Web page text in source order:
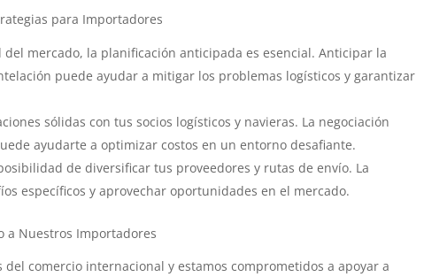
para Importadores
mercado, la planificación anticipada es esencial. Anticipar la
puede ayudar a mitigar los problemas logísticos y garantizar
sólidas con tus socios logísticos y navieras. La negociación
ayudarte a optimizar costos en un entorno desafiante.
de diversificar tus proveedores y rutas de envío. La
específicos y aprovechar oportunidades en el mercado.
a Nuestros Importadores
comercio internacional y estamos comprometidos a apoyar a